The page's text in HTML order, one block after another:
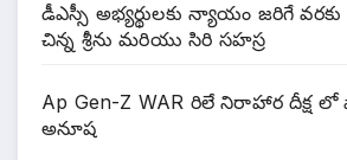
డీఎస్సీ అభ్యర్థులకు న్యాయం జరిగే
చిన్న శ్రీను మరియు సిరి సహస్ర
Ap Gen-Z WAR రిలే నిరాహార దీక్ష లో
అనూష